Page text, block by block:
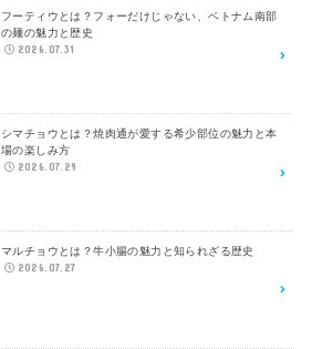
フーティウとは？フォーだけじゃない、ベトナム南部
の麺の魅力と歴史
2026.07.31
シマチョウとは？焼肉通が愛する希少部位の魅力と本
場の楽しみ方
2026.07.29
マルチョウとは？牛小腸の魅力と知られざる歴史
2026.07.27